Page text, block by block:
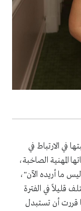
في الارتباط في
المهنية الصاخبة،
ما أريده الآن"،
قليلاً في الفترة
قررت أن تستبدل